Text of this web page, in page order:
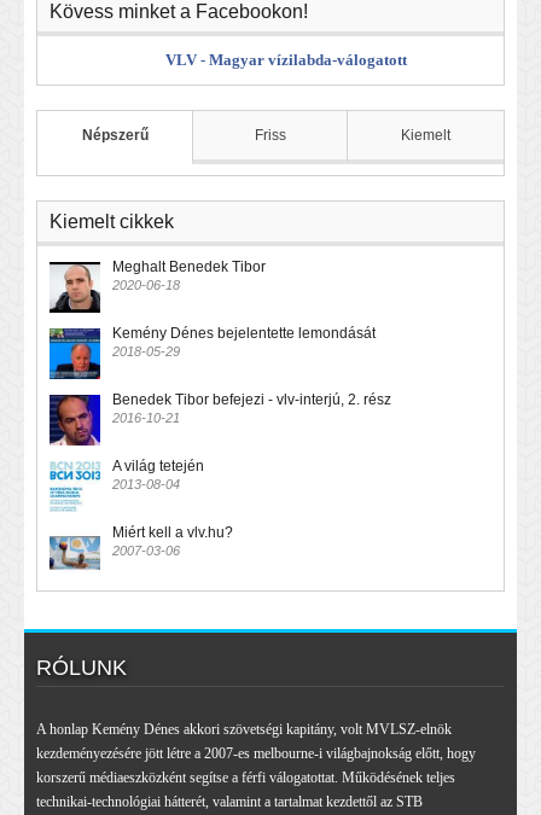
Kövess minket a Facebookon!
VLV - Magyar vízilabda-válogatott
Népszerű Friss Kiemelt
Kiemelt cikkek
Meghalt Benedek Tibor
2020-06-18
Kemény Dénes bejelentette lemondását
2018-05-29
Benedek Tibor befejezi - vlv-interjú, 2. rész
2016-10-21
A világ tetején
2013-08-04
Miért kell a vlv.hu?
2007-03-06
RÓLUNK
A honlap Kemény Dénes akkori szövetségi kapitány, volt MVLSZ-elnök
kezdeményezésére jött létre a 2007-es melbourne-i világbajnokság előtt, hogy
korszerű médiaeszközként segítse a férfi válogatottat. Működésének teljes
technikai-technológiai hátterét, valamint a tartalmat kezdettől az STB